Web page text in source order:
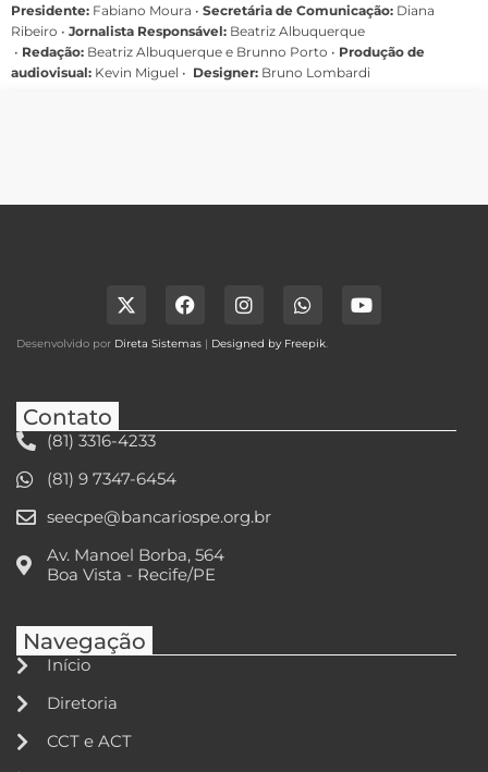
Presidente: Fabiano Moura • Secretária de Comunicação: Diana
Ribeiro • Jornalista Responsável: Beatriz Albuquerque
• Redação: Beatriz Albuquerque e Brunno Porto • Produção de
audiovisual: Kevin Miguel • Designer: Bruno Lombardi
Desenvolvido por Direta Sistemas | Designed by Freepik.
Contato
(81) 3316-4233
(81) 9 7347-6454
seecpe@bancariospe.org.br
Av. Manoel Borba, 564
Boa Vista - Recife/PE
Navegação
Início
Diretoria
CCT e ACT